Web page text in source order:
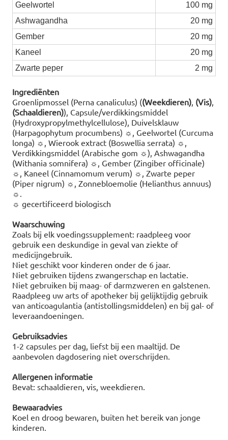
Geelwortel
100 mg
Ashwagandha
20 mg
Gember
20 mg
Kaneel
20 mg
Zwarte peper
2 mg
Ingrediënten
Groenlipmossel (Perna canaliculus) ((Weekdieren), (Vis),
(Schaaldieren)), Capsule/verdikkingsmiddel
(Hydroxypropylmethylcellulose), Duivelsklauw
(Harpagophytum procumbens) ☼, Geelwortel (Curcuma
longa) ☼, Wierook extract (Boswellia serrata) ☼,
Verdikkingsmiddel (Arabische gom ☼), Ashwagandha
(Withania somnifera) ☼, Gember (Zingiber officinale)
☼, Kaneel (Cinnamomum verum) ☼, Zwarte peper
(Piper nigrum) ☼, Zonnebloemolie (Helianthus annuus)
☼.
☼ gecertificeerd biologisch
Waarschuwing
Zoals bij elk voedingssupplement: raadpleeg voor
gebruik een deskundige in geval van ziekte of
medicijngebruik.
Niet geschikt voor kinderen onder de 6 jaar.
Niet gebruiken tijdens zwangerschap en lactatie.
Niet gebruiken bij maag- of darmzweren en galstenen.
Raadpleeg uw arts of apotheker bij gelijktijdig gebruik
van anticoagulantia (antistollingsmiddelen) en bij gal- of
leveraandoeningen.
Gebruiksadvies
1-2 capsules per dag, liefst bij een maaltijd. De
aanbevolen dagdosering niet overschrijden.
Allergenen informatie
Bevat: schaaldieren, vis, weekdieren.
Bewaaradvies
Koel en droog bewaren, buiten het bereik van jonge
kinderen.